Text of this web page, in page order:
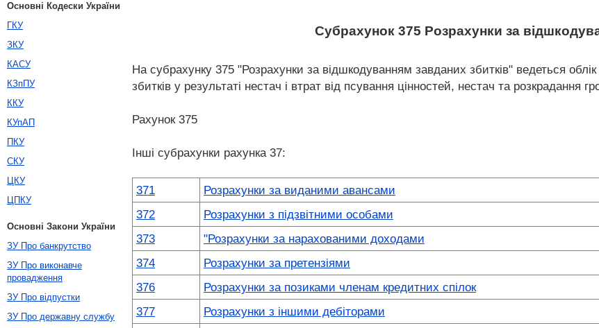
Субрахунок 375 Розрахунки за
На субрахунку 375 "Розрахунки за відшкодуванням завданих збитків" ведеться
збитків у результаті нестач і втрат від псування цінностей, нестач та
Рахунок 375
Інші субрахунки рахунка 37:
371
Розрахунки за виданими авансами
372
Розрахунки з підзвітними особами
373
"Розрахунки за нарахованими доходами
374
Розрахунки за претензіями
376
Розрахунки за позиками членам кредитних спілок
377
Розрахунки з іншими дебіторами
Основні Кодески України
ГКУ
ЗКУ
КАСУ
КЗпПУ
ККУ
КУпАП
ПКУ
СКУ
ЦКУ
ЦПКУ
Основні Закони України
ЗУ Про банкрутство
ЗУ Про виконавче
провадження
ЗУ Про відпустки
ЗУ Про державну службу